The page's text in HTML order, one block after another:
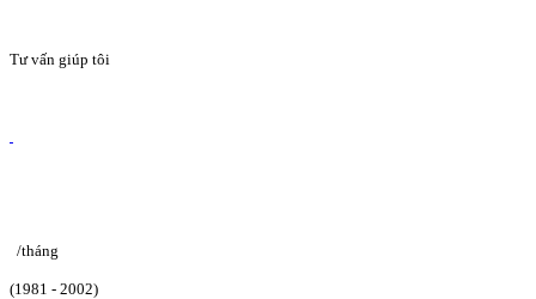
Tư vấn giúp tôi
/tháng
(1981 - 2002)